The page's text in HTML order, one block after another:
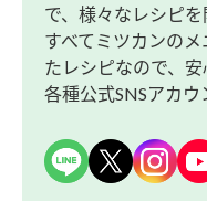
で、様々なレシピを
すべてミツカンの
たレシピなので、安
各種公式SNSアカウ